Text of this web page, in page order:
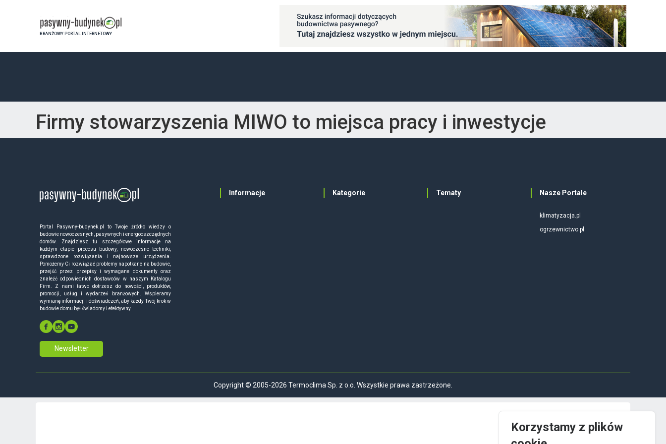
BRANŻOWY PORTAL INTERNETOWY
Firmy stowarzyszenia MIWO to miejsca pracy i inwestycje
Portal Pasywny-budynek.pl to Twoje źródło wiedzy o
budowie nowoczesnych, pasywnych i energooszczędnych
domów. Znajdziesz tu szczegółowe informacje na
każdym etapie procesu budowy, nowoczesne techniki,
sprawdzone rozwiązania i najnowsze urządzenia.
Pomożemy Ci rozwiązać problemy napotkane na budowie,
przejść przez przepisy i wymagane dokumenty oraz
znaleźć odpowiednich dostawców w naszym Katalogu
Firm. Z nami łatwo dotrzesz do nowości, produktów,
promocji, usług i wydarzeń branżowych. Wspieramy
wymianę informacji i doświadczeń, aby każdy Twój krok w
budowie domu był świadomy i efektywny.
Newsletter
Informacje Kategorie Tematy Nasze Portale
klimatyzacja.pl
ogrzewnictwo.pl
Copyright © 2005-2026 Termoclima Sp. z o.o. Wszystkie prawa zastrzeżone.
Korzystamy z plików